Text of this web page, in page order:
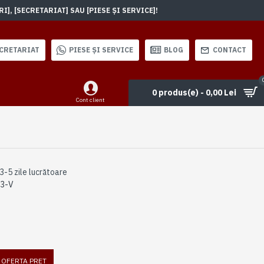
[SECRETARIAT] SAU [PIESE ȘI SERVICE]!
PIESE ȘI SERVICE BLOG CONTACT
Cont client
0 produs(e) - 0,00 Lei
3-5 zile lucrătoare
V
PRET